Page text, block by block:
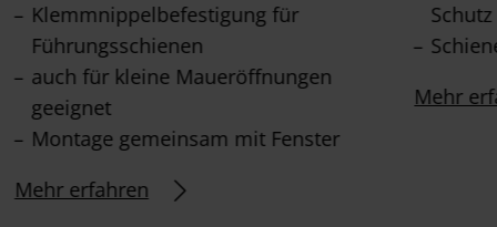
Klemmnippelbefestigung für
Führungsschienen
auch für kleine Maueröffnungen
geeignet
Montage gemeinsam mit Fenster
Mehr erfahren
Schutz
Mehr